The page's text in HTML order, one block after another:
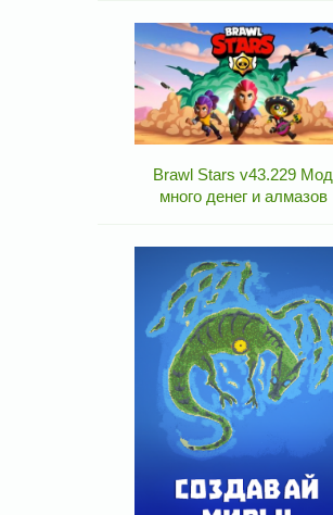
Brawl Stars v43.229 Мод
много денег и алмазов